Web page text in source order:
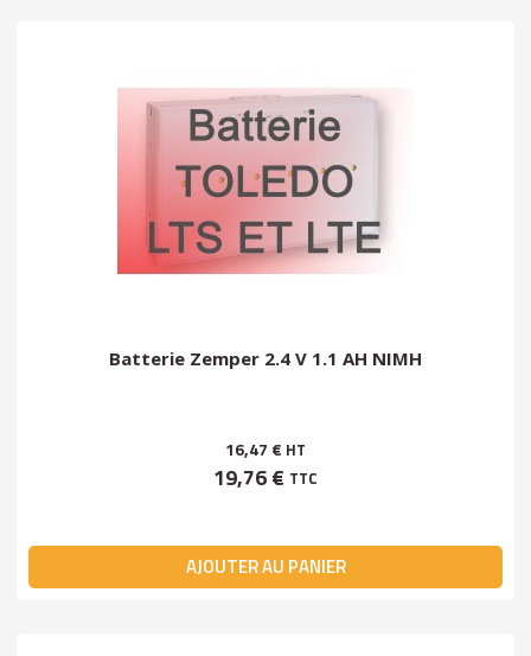
Batterie Zemper 2.4 V 1.1 AH NIMH
16,47 € HT
19,76 € TTC
AJOUTER AU PANIER